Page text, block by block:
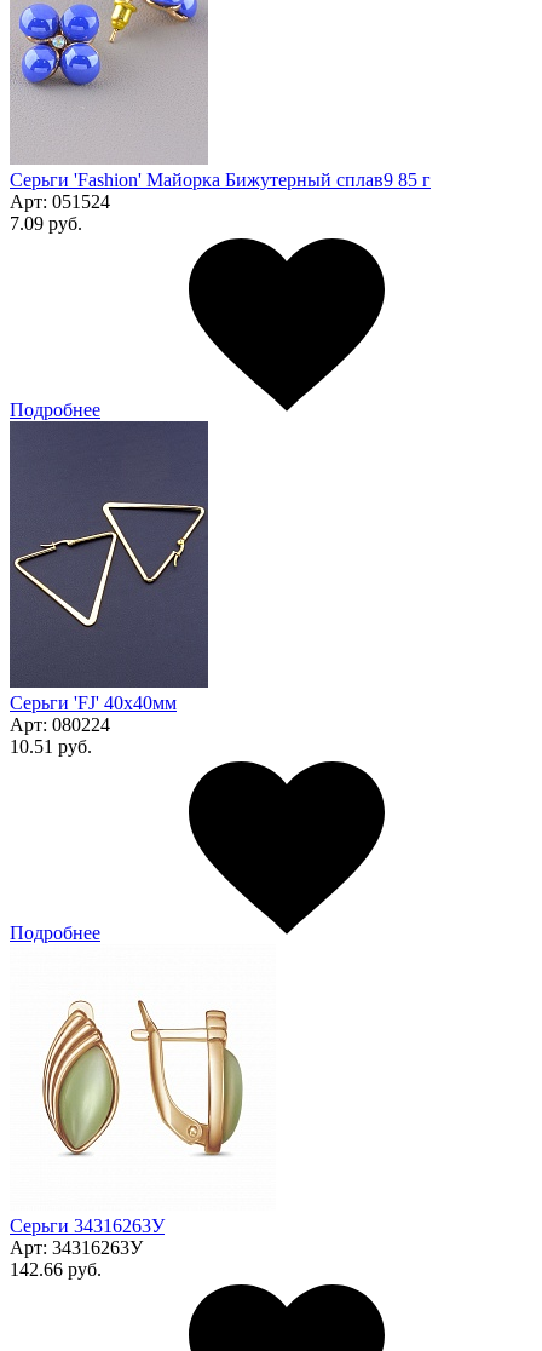
Серьги 'Fashion' Майорка Бижутерный сплав9 85 г
Арт: 051524
7.09 руб.
Подробнее
Серьги 'FJ' 40х40мм
Арт: 080224
10.51 руб.
Подробнее
Серьги 34316263У
Арт: 34316263У
142.66 руб.